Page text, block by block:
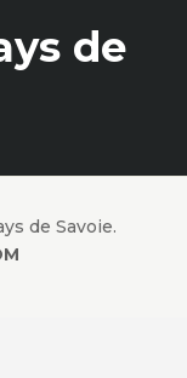
de
de Savoie.